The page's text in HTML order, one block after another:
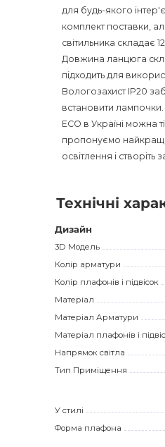
для будь-якого
комплект поставки,
світильника складає
Довжина ланцюга
підходить для
Вологозахист IP20
встановити
ECO в Україні можна
пропонуємо найкращі
освітлення і
Технічні
Дизайн
3D Модель
Колір арматури
Колір плафонів і підвісок
Матеріал
Матеріал Арматури
Матеріал плафонів і
Напрямок світла
Тип Приміщення
У стилі
Форма плафона